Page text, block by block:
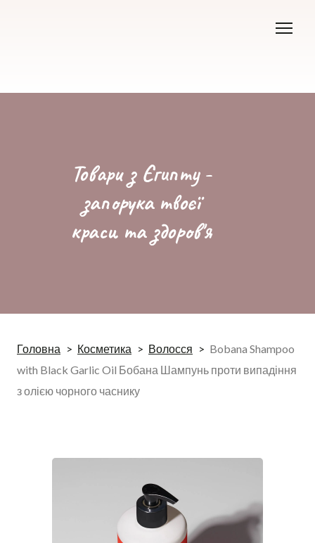
Товари з Єгипту -
запорука твоєї
краси та здоров'я
Головна Косметика Волосся
Bobana Shampoo
with Black Garlic Oil Бобана Шампунь проти випадіння
з олією чорного часнику